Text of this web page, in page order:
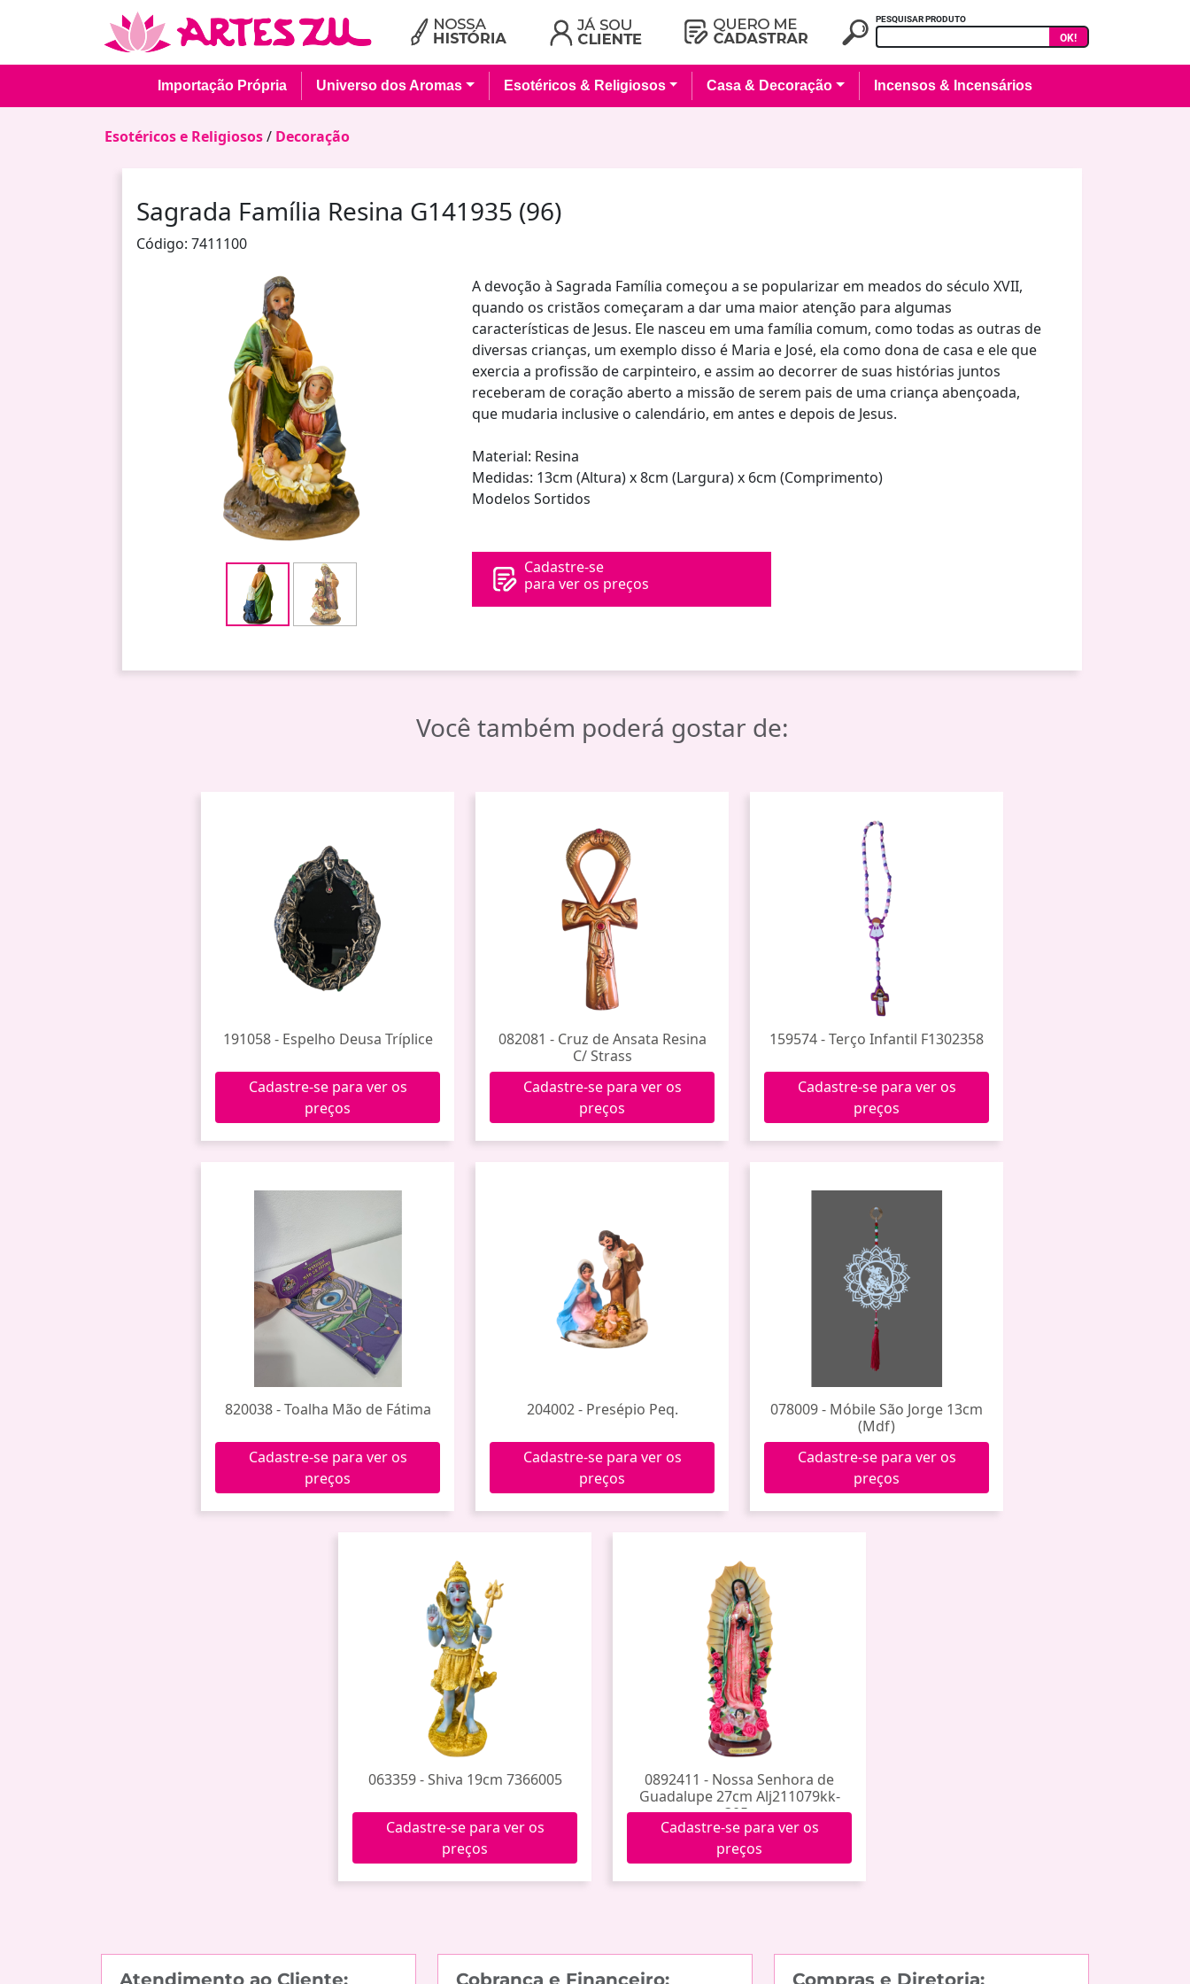
PESQUISAR PRODUTO
OK!
Importação Própria Universo dos Aromas Esotéricos & Religiosos Casa & Decoração Incensos & Incensários
Esotéricos e Religiosos/ Decoração
Sagrada Família Resina G141935 (96)
Código: 7411100
A devoção à Sagrada Família começou a se popularizar em meados do século XVII,
quando os cristãos começaram a dar uma maior atenção para algumas
características de Jesus. Ele nasceu em uma família comum, como todas as outras de
diversas crianças, um exemplo disso é Maria e José, ela como dona de casa e ele que
exercia a profissão de carpinteiro, e assim ao decorrer de suas histórias juntos
receberam de coração aberto a missão de serem pais de uma criança abençoada,
que mudaria inclusive o calendário, em antes e depois de Jesus.
Material: Resina
Medidas: 13cm (Altura) x 8cm (Largura) x 6cm (Comprimento)
Modelos Sortidos
Cadastre-se
para ver os preços
Você também poderá gostar de:
191058 - Espelho Deusa Tríplice
Cadastre-se para ver os
preços
082081 - Cruz de Ansata Resina
C/ Strass
Cadastre-se para ver os
preços
159574 - Terço Infantil F1302358
Cadastre-se para ver os
preços
820038 - Toalha Mão de Fátima
Cadastre-se para ver os
preços
204002 - Presépio Peq.
Cadastre-se para ver os
preços
078009 - Móbile São Jorge 13cm
(Mdf)
Cadastre-se para ver os
preços
063359 - Shiva 19cm 7366005
Cadastre-se para ver os
preços
0892411 - Nossa Senhora de
Guadalupe 27cm Alj211079kk-
305c
Cadastre-se para ver os
preços
Atendimento ao Cliente: Cobrança e Financeiro: Compras e Diretoria: